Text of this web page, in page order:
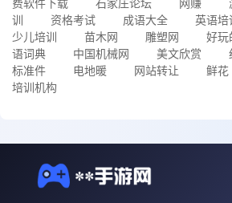
训
资格考试 成语大全 英语培
少儿培训
苗木网 雕塑网 好玩
语词典
中国机械网 美文欣赏
标准件
电地暖 网站转让 鲜花
培训机构